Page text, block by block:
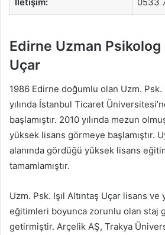
Edirne Uzman Psikolog
Uçar
1986 Edirne doğumlu olan Uzm. Psk.
yılında İstanbul Ticaret
başlamıştır. 2010 yılında mezun
yüksek lisans görmeye başlamıştır.
alanında gördüğü yüksek lisans
tamamlamıştır.
Uzm. Psk. Işıl Altıntaş Uçar lisans ve
eğitimleri boyunca zorunlu olan staj
getirmiştir. Arçelik AŞ, Trakya